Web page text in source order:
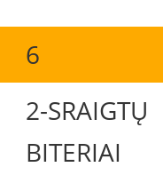
6
2-SRAIGTŲ
BITERIAI